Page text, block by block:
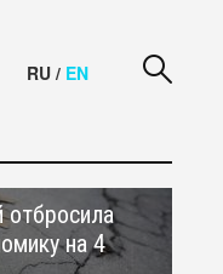
RU / EN
отбросила
на 4